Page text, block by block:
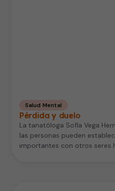
Salud Mental
Pérdida y duelo
La tanatóloga Sofía Vega
las personas pueden
importantes con otros seres